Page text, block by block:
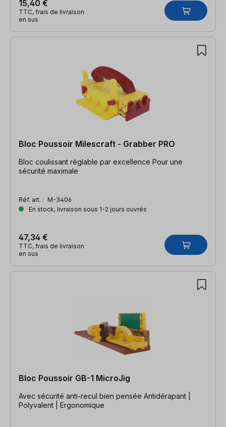
15,40 €
TTC, frais de livraison
en sus
Bloc Poussoir Milescraft - Grabber PRO
Bloc coulissant réglable par excellence Pour une
sécurité maximale
Réf. art. : M-3406
En stock, livraison sous 1-2 jours ouvrés
47,34 €
TTC, frais de livraison
en sus
Bloc Poussoir GB-1 MicroJig
Avec sécurité anti-recul bien pensée Antidérapant |
Polyvalent | Ergonomique